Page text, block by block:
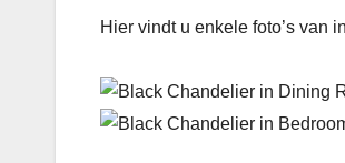
Hier vindt u enkele foto’s van